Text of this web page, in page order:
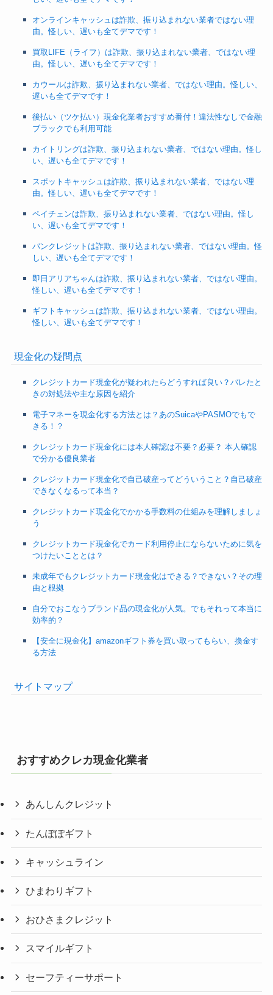
オンラインキャッシュは詐欺、振り込まれない業者ではない理
由。怪しい、遅いも全てデマです！
買取LIFE（ライフ）は詐欺、振り込まれない業者、ではない理
由。怪しい、遅いも全てデマです！
カウールは詐欺、振り込まれない業者、ではない理由。怪しい、
遅いも全てデマです！
後払い（ツケ払い）現金化業者おすすめ番付！違法性なしで金融
ブラックでも利用可能
カイトリングは詐欺、振り込まれない業者、ではない理由。怪し
い、遅いも全てデマです！
スポットキャッシュは詐欺、振り込まれない業者、ではない理
由。怪しい、遅いも全てデマです！
ペイチェンは詐欺、振り込まれない業者、ではない理由。怪し
い、遅いも全てデマです！
バンクレジットは詐欺、振り込まれない業者、ではない理由。怪
しい、遅いも全てデマです！
即日アリアちゃんは詐欺、振り込まれない業者、ではない理由。
怪しい、遅いも全てデマです！
ギフトキャッシュは詐欺、振り込まれない業者、ではない理由。
怪しい、遅いも全てデマです！
現金化の疑問点
クレジットカード現金化が疑われたらどうすれば良い？バレたと
きの対処法や主な原因を紹介
電子マネーを現金化する方法とは？あのSuicaやPASMOでもで
きる！？
クレジットカード現金化には本人確認は不要？必要？ 本人確認
で分かる優良業者
クレジットカード現金化で自己破産ってどういうこと？自己破産
できなくなるって本当？
クレジットカード現金化でかかる手数料の仕組みを理解しましょ
う
クレジットカード現金化でカード利用停止にならないために気を
つけたいこととは？
未成年でもクレジットカード現金化はできる？できない？その理
由と根拠
自分でおこなうブランド品の現金化が人気。でもそれって本当に
効率的？
【安全に現金化】amazonギフト券を買い取ってもらい、換金す
る方法
サイトマップ
おすすめクレカ現金化業者
あんしんクレジット
たんぽぽギフト
キャッシュライン
ひまわりギフト
おひさまクレジット
スマイルギフト
セーフティーサポート